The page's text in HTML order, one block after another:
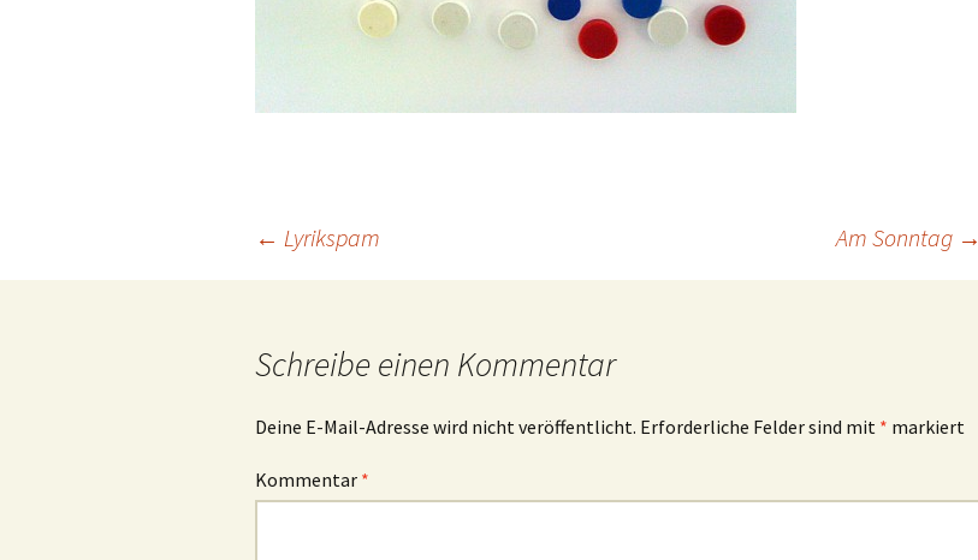
← Lyrikspam Am Sonntag →
Schreibe einen Kommentar
Deine E-Mail-Adresse wird nicht veröffentlicht. Erforderliche Felder sind mit * markiert
Kommentar *